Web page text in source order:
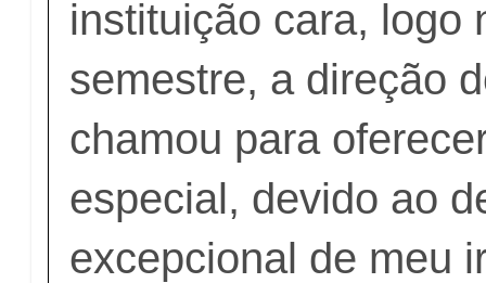
instituição cara, logo
semestre, a direção
chamou para
especial, devido ao
excepcional de meu